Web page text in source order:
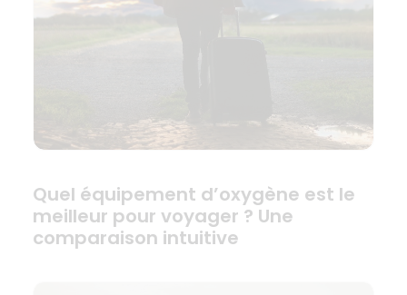
Quel équipement d’oxygène est le
meilleur pour voyager ? Une
comparaison intuitive